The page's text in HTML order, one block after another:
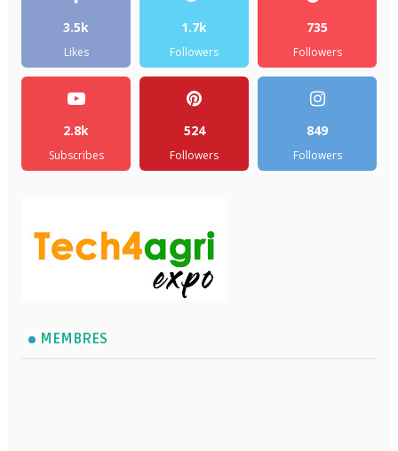
3.5k
Likes
1.7k
Followers
735
Followers
2.8k
Subscribes
524
Followers
849
Followers
MEMBRES